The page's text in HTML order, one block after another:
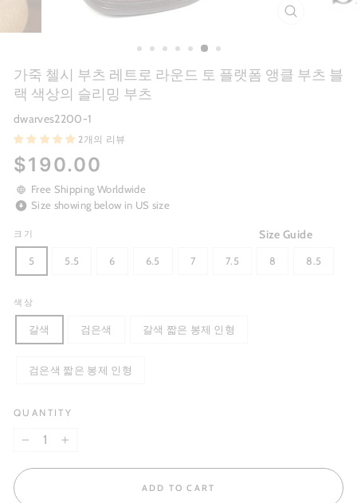
가죽 첼시 부츠 레트로 라운드 토 플랫폼 앵클 부츠 블
랙 색상의 슬리밍 부츠
dwarves2200-1
2개의 리뷰
Regular
price
$190.00
Free Shipping Worldwide
Size showing below in US size
Size Guide
크기
5 5.5 6 6.5 7 7.5 8 8.5
색상
갈색 검은색 갈색 짧은 봉제 인형
검은색 짧은 봉제 인형
QUANTITY
ADD TO CART